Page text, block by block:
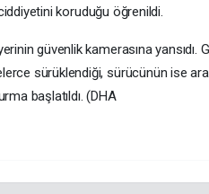
koruduğu öğrenildi.
güvenlik kamerasına yansıdı.
sürüklendiği, sürücünün ise
başlatıldı. (DHA